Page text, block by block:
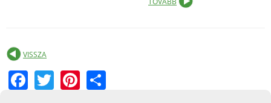
VISSZA
F
a
T
w
Pi
nt